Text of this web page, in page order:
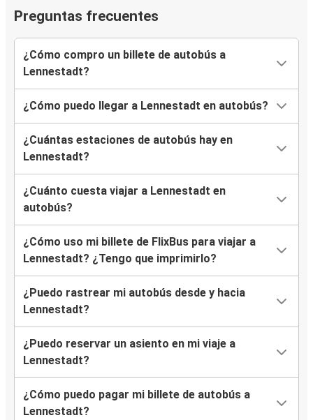
Preguntas frecuentes
¿Cómo compro un billete de autobús a
Lennestadt?
¿Cómo puedo llegar a Lennestadt en autobús?
¿Cuántas estaciones de autobús hay en
Lennestadt?
¿Cuánto cuesta viajar a Lennestadt en
autobús?
¿Cómo uso mi billete de FlixBus para viajar a
Lennestadt? ¿Tengo que imprimirlo?
¿Puedo rastrear mi autobús desde y hacia
Lennestadt?
¿Puedo reservar un asiento en mi viaje a
Lennestadt?
¿Cómo puedo pagar mi billete de autobús a
Lennestadt?